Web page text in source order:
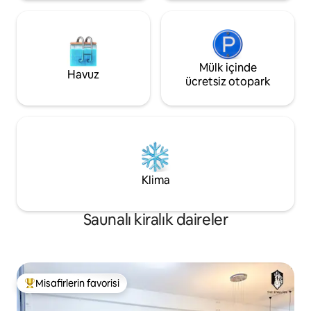
Havuz
Mülk içinde
ücretsiz otopark
Klima
Saunalı kiralık daireler
Misafirlerin favorilerinden en beğenilenler arasında
Misafirlerin favorisi